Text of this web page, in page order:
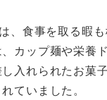
、食事を取る暇
カップ麺や栄養
入れられたお菓
ていました。